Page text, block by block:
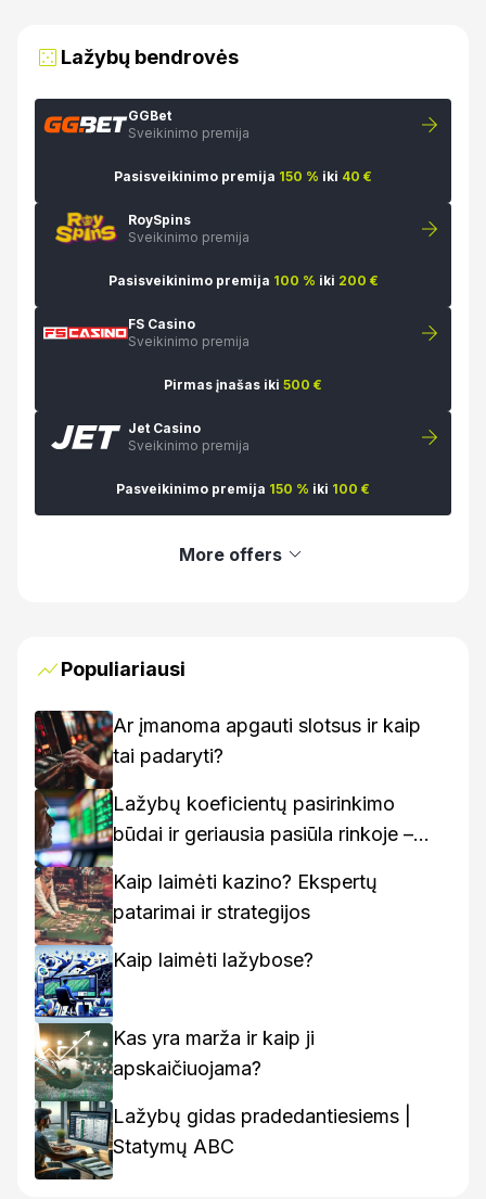
Lažybų bendrovės
GGBet
Sveikinimo premija
Pasisveikinimo premija 150 % iki 40 €
RoySpins
Sveikinimo premija
Pasisveikinimo premija 100 % iki 200 €
FS Casino
Sveikinimo premija
Pirmas įnašas iki 500 €
Jet Casino
Sveikinimo premija
Pasveikinimo premija 150 % iki 100 €
More offers
Populiariausi
Ar įmanoma apgauti slotsus ir kaip
tai padaryti?
Lažybų koeficientų pasirinkimo
būdai ir geriausia pasiūla rinkoje –
Kaip laimėti kazino? Ekspertų
patarimai ir strategijos
Kaip laimėti lažybose?
Kas yra marža ir kaip ji
apskaičiuojama?
Lažybų gidas pradedantiesiems |
Statymų ABC